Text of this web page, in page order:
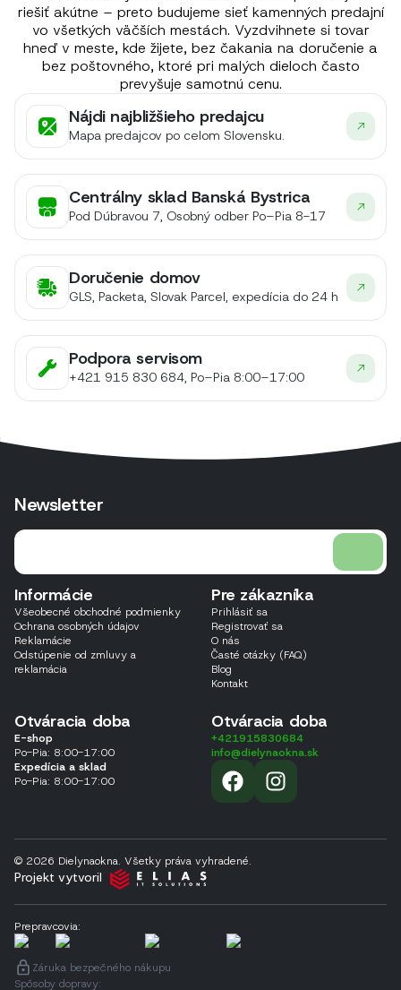
riešiť akútne – preto budujeme sieť kamenných predajní
vo všetkých väčších mestách. Vyzdvihnete si tovar
hneď v meste, kde žijete, bez čakania na doručenie a
bez poštovného, ktoré pri malých dieloch často
prevyšuje samotnú cenu.
Nájdi najbližšieho predajcu
Mapa predajcov po celom Slovensku.
Centrálny sklad Banská Bystrica
Pod Dúbravou 7, Osobný odber Po–Pia 8-17
Doručenie domov
GLS, Packeta, Slovak Parcel, expedícia do 24 h
Podpora servisom
+421 915 830 684, Po–Pia 8:00–17:00
Newsletter
Informácie
Všeobecné obchodné podmienky
Ochrana osobných údajov
Reklamácie
Odstúpenie od zmluvy a
reklamácia
Pre zákazníka
Prihlásiť sa
Registrovať sa
O nás
Časté otázky (FAQ)
Blog
Kontakt
Otváracia doba
E-shop
Po-Pia: 8:00-17:00
Expedícia a sklad
Po-Pia: 8:00-17:00
Otváracia doba
+421915830684
info@dielynaokna.sk
© 2026 Dielynaokna. Všetky práva vyhradené.
Projekt vytvoril
Prepravcovia:
Záruka bezpečného nákupu
Spôsoby dopravy: